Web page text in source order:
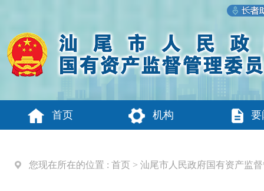
首页 机构 要
您现在所在的位置 : 首页 > 汕尾市人民政府国有资产监